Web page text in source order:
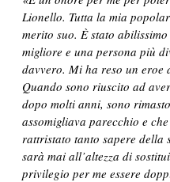
Lionello. Tutta la mia
merito suo. È stato
migliore e una persona più
davvero. Mi ha reso un
Quando sono riuscito ad
dopo molti anni, sono
assomigliava parecchio e
rattristato tanto sapere della
sarà mai all’altezza di
privilegio per me essere